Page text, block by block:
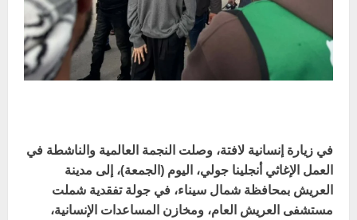
في زيارة إنسانية لافتة، وصلت النجمة العالمية والناشطة في
العمل الإغاثي أنجلينا جولي، اليوم (الجمعة)، إلى مدينة
العريش بمحافظة شمال سيناء، في جولة تفقدية شملت
مستشفى العريش العام، ومخازن المساعدات الإنسانية،